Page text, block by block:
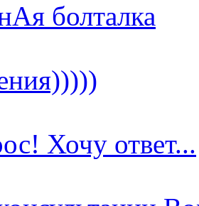
болталка
Хочу ответ...